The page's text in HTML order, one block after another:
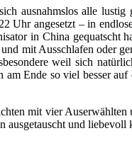
ausnahmslos alle lustig
Uhr angesetzt – in
in China gequatscht
mit Ausschlafen oder
weil sich
Ende so viel besser
mit vier Auserwählten
ausgetauscht und